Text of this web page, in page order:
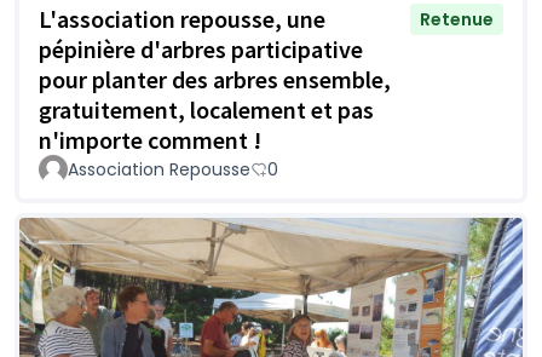
L'association repousse, une
pépinière d'arbres participative
pour planter des arbres ensemble,
gratuitement, localement et pas
n'importe comment !
Retenue
Association Repousse 0